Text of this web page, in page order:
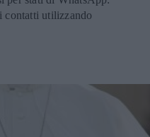
contatti utilizzando